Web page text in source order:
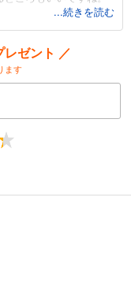
される場面など、対比
現されるのか非常に気
れていますので、アニ
世界観をより深く味わ
ご覧くださいませ！
...続きを読む
ゼント ／
ます